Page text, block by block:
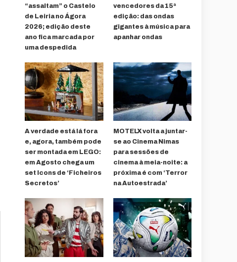
“assaltam” o Castelo
de Leiria no Ágora
2026; edição deste
ano fica marcada por
uma despedida
vencedores da 15ª
edição: das ondas
gigantes à música para
apanhar ondas
A verdade está lá fora
e, agora, também pode
ser montada em LEGO:
em Agosto chega um
set Icons de ‘Ficheiros
Secretos’
MOTELX volta a juntar-
se ao Cinema Nimas
para sessões de
cinema à meia-noite: a
próxima é com ‘Terror
na Autoestrada’